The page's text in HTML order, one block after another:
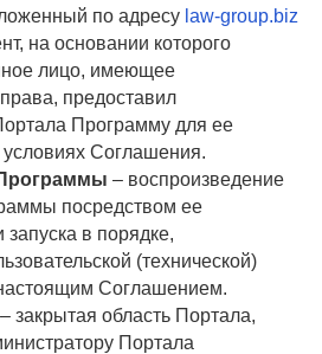
по адресу law-group.biz
на основании которого
лицо, имеющее
предоставил
Программу для ее
Соглашения.
– воспроизведение
посредством ее
в порядке,
(технической)
Соглашением.
– закрытая область Портала,
Портала